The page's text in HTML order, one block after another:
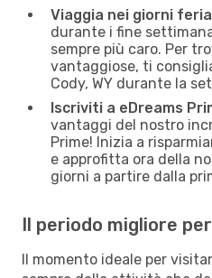
Viaggia nei giorni
durante i fine
sempre più caro. Per
vantaggiose, ti
Cody, WY durante la
Iscriviti a eDreams
vantaggi del nostro
Prime! Inizia a
e approfitta ora della
giorni a partire dalla
Il periodo migliore
Il momento ideale per